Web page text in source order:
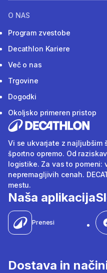
O NAS
Program zvestobe
Decathlon Kariere
Več o nas
Trgovine
Dogodki
Okoljsko primeren pristop
Vi se ukvarjate z najljubšim
športno opremo. Od
logistike. Za vas to pomeni:
nepremagljivih cenah.
mestu.
Naša aplikacija
Prenesi
Dostava in